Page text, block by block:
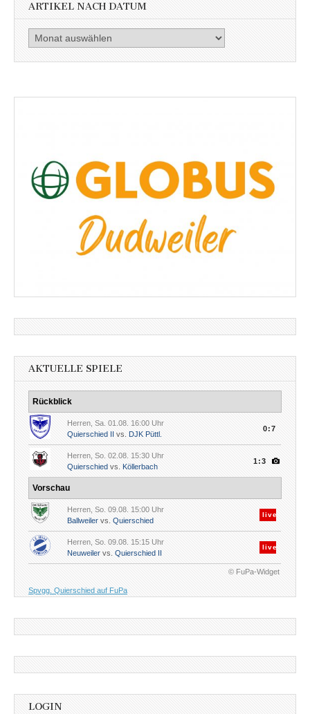
ARTIKEL NACH DATUM
Artikel
nach
AKTUELLE SPIELE
Rückblick
Herren, Sa. 01.08. 16:00 Uhr
Quierschied II vs. DJK Püttl.
0:7
Herren, So. 02.08. 15:30 Uhr
Quierschied vs. Köllerbach
1:3
Vorschau
Herren, So. 09.08. 15:00 Uhr
Ballweiler vs. Quierschied
live
Herren, So. 09.08. 15:15 Uhr
Neuweiler vs. Quierschied II
live
© FuPa-Widget
Spvgg. Quierschied auf FuPa
LOGIN